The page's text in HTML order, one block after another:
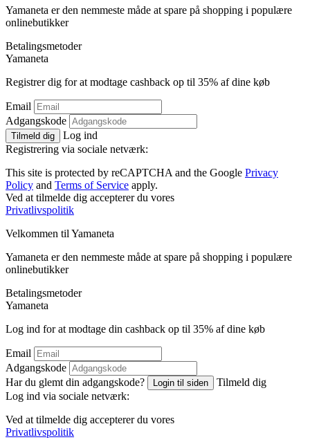
Yamaneta er den nemmeste måde at spare på shopping i populære
onlinebutikker
Betalingsmetoder
Yamaneta
Registrer dig for at modtage cashback op til 35% af dine køb
Email
Adgangskode
Tilmeld dig
Log ind
Registrering via sociale netværk:
This site is protected by reCAPTCHA and the Google Privacy
Policy and Terms of Service apply.
Ved at tilmelde dig accepterer du vores
Privatlivspolitik
Velkommen til Yamaneta
Yamaneta er den nemmeste måde at spare på shopping i populære
onlinebutikker
Betalingsmetoder
Yamaneta
Log ind for at modtage din cashback op til 35% af dine køb
Email
Adgangskode
Har du glemt din adgangskode?
Login til siden
Tilmeld dig
Log ind via sociale netværk:
Ved at tilmelde dig accepterer du vores
Privatlivspolitik